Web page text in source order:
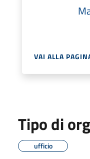
VAI ALLA
Tipo di
ufficio